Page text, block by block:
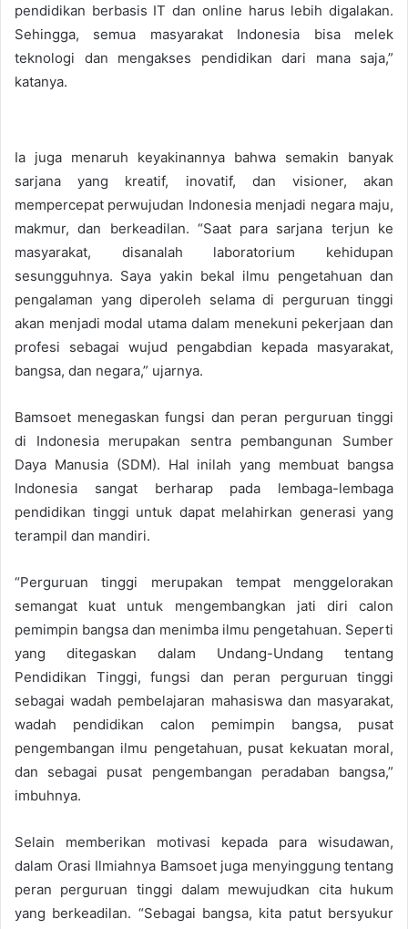
pendidikan berbasis IT dan online harus lebih digalakan.
Sehingga, semua masyarakat Indonesia bisa melek
teknologi dan mengakses pendidikan dari mana saja,”
katanya.
Ia juga menaruh keyakinannya bahwa semakin banyak
sarjana yang kreatif, inovatif, dan visioner, akan
mempercepat perwujudan Indonesia menjadi negara maju,
makmur, dan berkeadilan. “Saat para sarjana terjun ke
masyarakat, disanalah laboratorium kehidupan
sesungguhnya. Saya yakin bekal ilmu pengetahuan dan
pengalaman yang diperoleh selama di perguruan tinggi
akan menjadi modal utama dalam menekuni pekerjaan dan
profesi sebagai wujud pengabdian kepada masyarakat,
bangsa, dan negara,” ujarnya.
Bamsoet menegaskan fungsi dan peran perguruan tinggi
di Indonesia merupakan sentra pembangunan Sumber
Daya Manusia (SDM). Hal inilah yang membuat bangsa
Indonesia sangat berharap pada lembaga-lembaga
pendidikan tinggi untuk dapat melahirkan generasi yang
terampil dan mandiri.
“Perguruan tinggi merupakan tempat menggelorakan
semangat kuat untuk mengembangkan jati diri calon
pemimpin bangsa dan menimba ilmu pengetahuan. Seperti
yang ditegaskan dalam Undang-Undang tentang
Pendidikan Tinggi, fungsi dan peran perguruan tinggi
sebagai wadah pembelajaran mahasiswa dan masyarakat,
wadah pendidikan calon pemimpin bangsa, pusat
pengembangan ilmu pengetahuan, pusat kekuatan moral,
dan sebagai pusat pengembangan peradaban bangsa,”
imbuhnya.
Selain memberikan motivasi kepada para wisudawan,
dalam Orasi Ilmiahnya Bamsoet juga menyinggung tentang
peran perguruan tinggi dalam mewujudkan cita hukum
yang berkeadilan. “Sebagai bangsa, kita patut bersyukur